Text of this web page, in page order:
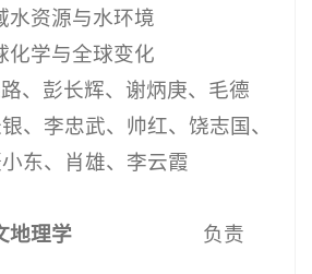
资源与水环境
学与全球变化
、彭长辉、谢炳庚、毛德
、李忠武、帅红、饶志国、
东、肖雄、李云霞
地理学 负责